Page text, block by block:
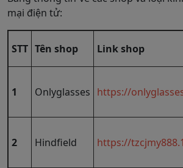
mại điện tử:
STT Tên shop Link shop
1 Onlyglasses https://
2 Hindfield https://